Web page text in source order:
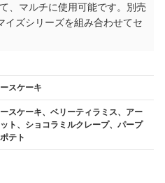
、マルチに使用可能です。別売
イズシリーズを組み合わせてセ
スケーキ
スケーキ、ベリーティラミス、アー
ト、ショコラミルクレープ、パープ
テト